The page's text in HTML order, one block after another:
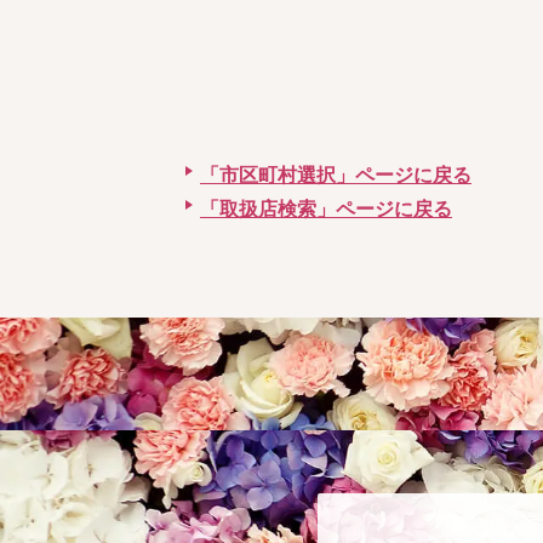
「市区町村選択」ページに戻る
「取扱店検索」ページに戻る